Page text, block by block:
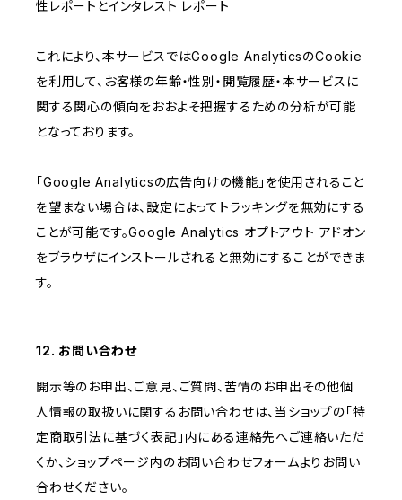
性レポートとインタレスト レポート
これにより、本サービスではGoogle AnalyticsのCookie
を利用して、お客様の年齢・性別・閲覧履歴・本サービスに
関する関心の傾向をおおよそ把握するための分析が可能
となっております。
「Google Analyticsの広告向けの機能」を使用されること
を望まない場合は、設定によってトラッキングを無効にする
ことが可能です。Google Analytics オプトアウト アドオン
をブラウザにインストールされると無効にすることができま
す。
12. お問い合わせ
開示等のお申出、ご意見、ご質問、苦情のお申出その他個
人情報の取扱いに関するお問い合わせは、当ショップの「特
定商取引法に基づく表記」内にある連絡先へご連絡いただ
くか、ショップページ内のお問い合わせフォームよりお問い
合わせください。